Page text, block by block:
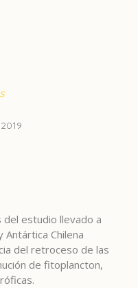
estudio llevado a
Antártica Chilena
del retroceso de las
de fitoplancton,